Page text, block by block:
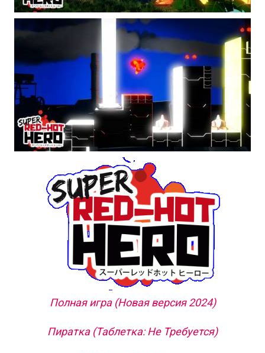
Полная игра (Новая версия 2024)
Пиратка (Таблетка: Не Требуется)